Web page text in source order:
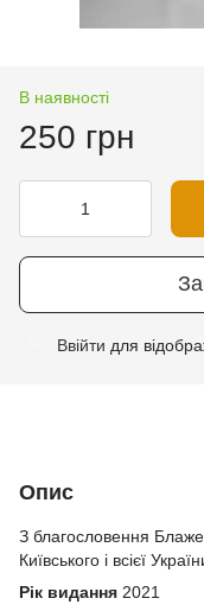
В наявності
250 грн
Ввійти для
Опис
З благословення
Київського і всієї
Рік видання 2021